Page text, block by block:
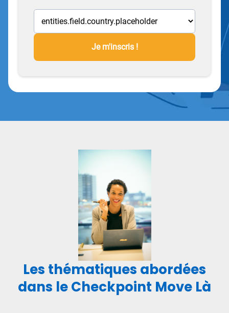
Je m'inscris !
Les thématiques abordées
dans le Checkpoint Move Là